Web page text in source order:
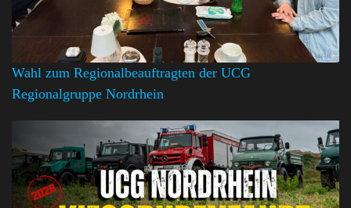
Wahl zum Regionalbeauftragten der UCG
Regionalgruppe Nordrhein